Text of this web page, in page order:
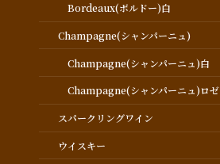
Bordeaux(ボルドー)白
Champagne(シャンパーニュ)
Champagne(シャンパーニュ)白
Champagne(シャンパーニュ)ロゼ
スパークリングワイン
ウイスキー